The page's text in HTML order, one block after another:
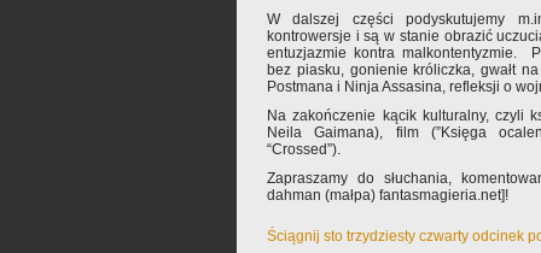
W dalszej części podyskutujemy
kontrowersje i są w stanie obrazić
entuzjazmie kontra malkontentyzmie.
bez piasku, gonienie króliczka, gwałt
Postmana i Ninja Assasina, refleksji o
Na zakończenie kącik kulturalny, czyli
Neila Gaimana), film (”Księga
“Crossed”).
Zapraszamy do słuchania,
dahman (małpa) fantasmagieria.net]!
Ściągnij sto trzydziesty czwarty odcinek